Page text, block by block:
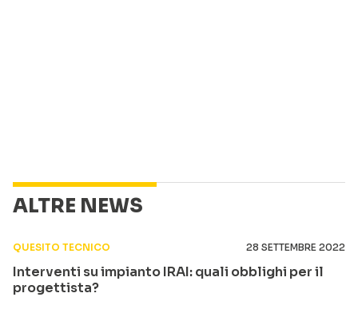
ALTRE NEWS
QUESITO TECNICO 28 SETTEMBRE 2022
Interventi su impianto IRAI: quali obblighi per il
progettista?